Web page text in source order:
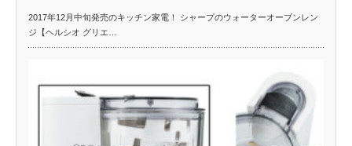
2017年12月中旬発売のキッチン家電！ シャープのウォーターオーブンレン
ジ【ヘルシオ グリエ…